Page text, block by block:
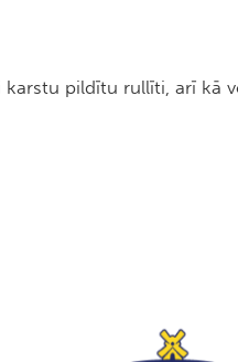
pildītu rullīti, arī kā